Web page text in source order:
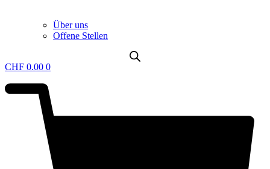
Über uns
Offene Stellen
CHF 0.00 0